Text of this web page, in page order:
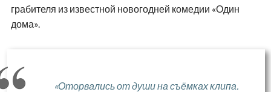
грабителя из известной новогодней комедии «Один
дома».
«Оторвались от души на съёмках клипа.